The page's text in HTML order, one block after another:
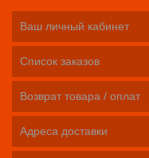
Ваш личный кабинет
Список заказов
Возврат товара / оплат
Адреса доставки